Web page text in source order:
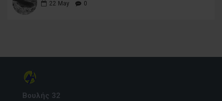
22 May 0
Βουλής 32